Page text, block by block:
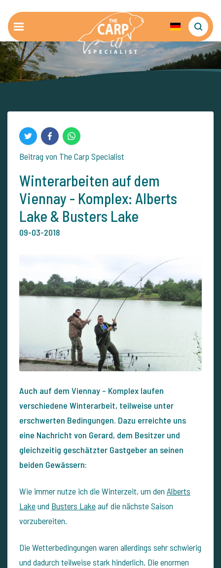
Beitrag von The Carp Specialist
Winterarbeiten auf dem
Viennay - Komplex: Alberts
Lake & Busters Lake
09-03-2018
Auch auf dem Viennay – Komplex laufen
verschiedene Winterarbeit, teilweise unter
erschwerten Bedingungen. Dazu erreichte uns
eine Nachricht von Gerard, dem Besitzer und
gleichzeitig geschätzter Gastgeber an seinen
beiden Gewässern:
Wie immer nutze ich die Winterzeit, um den Alberts
Lakeund Busters Lakeauf die nächste Saison
vorzubereiten.
Die Wetterbedingungen waren allerdings sehr schwierig
und dadurch teilweise stark hinderlich. Die enormen